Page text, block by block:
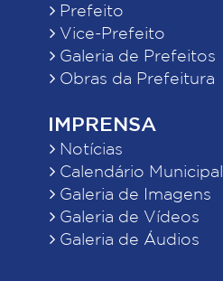
Prefeito
Vice-Prefeito
Galeria de Prefeitos
Obras da Prefeitura
IMPRENSA
Notícias
Calendário Municipal
Galeria de Imagens
Galeria de Vídeos
Galeria de Áudios